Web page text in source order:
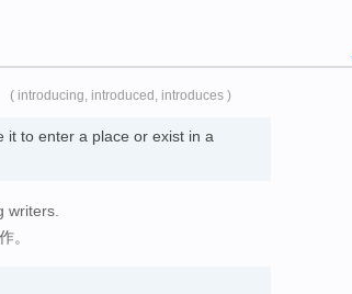
( introducing, introduced, introduces )
it to enter a place or exist in a
writers.
。